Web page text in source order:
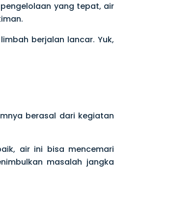
yang tepat, air
berjalan lancar. Yuk,
berasal dari kegiatan
air ini bisa mencemari
masalah jangka